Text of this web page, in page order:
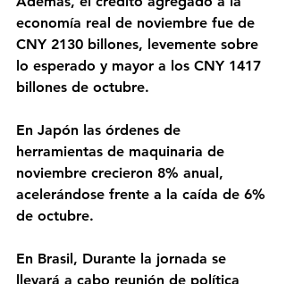
economía real de noviembre fue de
CNY 2130 billones, levemente sobre
lo esperado y mayor a los CNY 1417
billones de octubre.
En Japón las órdenes de
herramientas de maquinaria de
noviembre crecieron 8% anual,
acelerándose frente a la caída de 6%
de octubre.
En Brasil, Durante la jornada se
llevará a cabo reunión de política